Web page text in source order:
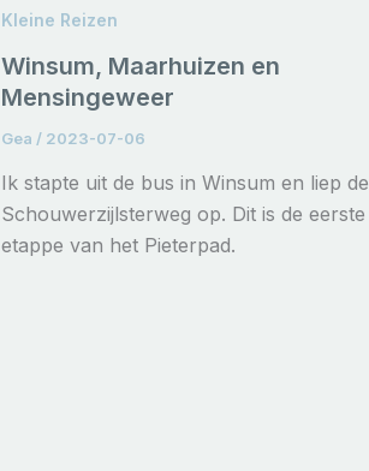
Kleine Reizen
Winsum, Maarhuizen en
Mensingeweer
Gea / 2023-07-06
Ik stapte uit de bus in Winsum en liep de
Schouwerzijlsterweg op. Dit is de eerste
etappe van het Pieterpad.